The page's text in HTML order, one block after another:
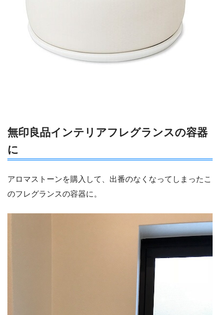
無印良品インテリアフレグランスの容器
に
アロマストーンを購入して、出番のなくなってしまったこ
のフレグランスの容器に。